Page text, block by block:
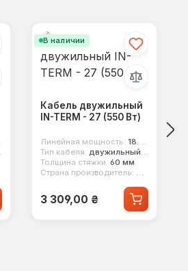
В наличии
Кабель двужильный
IN-TERM - 27 (550 Вт)
Линейная мощность: 18.5 вт/м
Тип кабеля: двужильный экранированный
Толщина стяжки: 60 мм
Страна производитель: Чехия
Обычная цена:
3 309,00 ₴